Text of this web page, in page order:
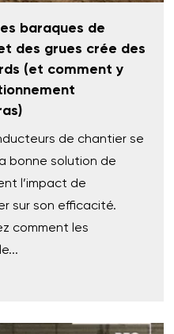
baraques de
des grues crée des
(et comment y
de chantier se
bonne solution de
l’impact de
sur son efficacité.
comment les